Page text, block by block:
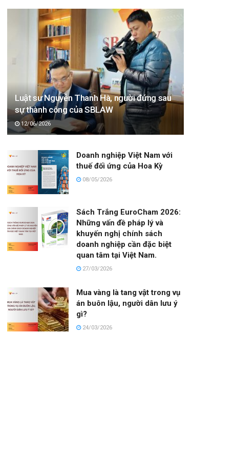
Luật sư Nguyễn Thanh Hà, người đứng sau
sự thành công của SBLAW
12/06/2026
Doanh nghiệp Việt Nam với
thuế đối ứng của Hoa Kỳ
08/05/2026
Sách Trắng EuroCham 2026:
Những vấn đề pháp lý và
khuyến nghị chính sách
doanh nghiệp cần đặc biệt
quan tâm tại Việt Nam.
27/03/2026
Mua vàng là tang vật trong vụ
án buôn lậu, người dân lưu ý
gì?
24/03/2026